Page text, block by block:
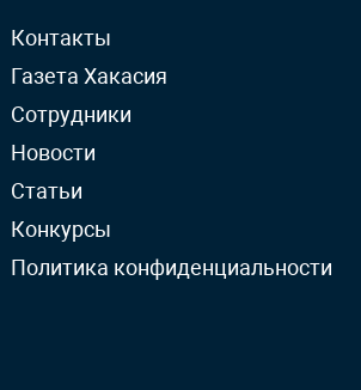
Контакты
Газета Хакасия
Сотрудники
Новости
Статьи
Конкурсы
Политика конфиденциальности